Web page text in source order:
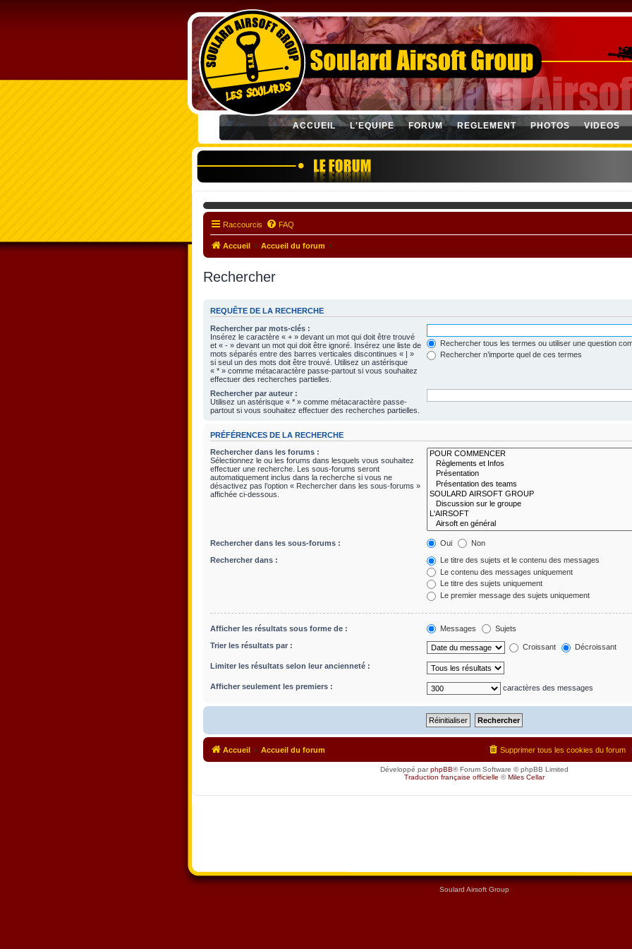
ACCUEIL L'EQUIPE FORUM REGLEMENT PHOTOS VIDEOS
Raccourcis FAQ
Accueil Accueil du forum
Rechercher
REQUÊTE DE LA RECHERCHE
Rechercher par mots-clés :
Insérez le caractère « + » devant un mot qui doit être trouvé
et « - » devant un mot qui doit être ignoré. Insérez une liste de
mots séparés entre des barres verticales discontinues « | »
si seul un des mots doit être trouvé. Utilisez un astérisque
« * » comme métacaractère passe-partout si vous souhaitez
effectuer des recherches partielles.
Rechercher tous les termes ou utiliser une question
Rechercher n’importe quel de ces termes
Rechercher par auteur :
Utilisez un astérisque « * » comme métacaractère passe-
partout si vous souhaitez effectuer des recherches partielles.
PRÉFÉRENCES DE LA RECHERCHE
Rechercher dans les forums :
Sélectionnez le ou les forums dans lesquels vous souhaitez
effectuer une recherche. Les sous-forums seront
automatiquement inclus dans la recherche si vous ne
désactivez pas l’option « Rechercher dans les sous-forums »
affichée ci-dessous.
Rechercher dans les sous-forums : Oui Non
Rechercher dans :
Le titre des sujets et le contenu des messages
Le contenu des messages uniquement
Le titre des sujets uniquement
Le premier message des sujets uniquement
Afficher les résultats sous forme de : Messages Sujets
Trier les résultats par : Croissant Décroissant
Limiter les résultats selon leur ancienneté :
Afficher seulement les premiers : caractères des messages
Accueil Accueil du forum Supprimer tous les cookies du forum
Développé parphpBB® Forum Software © phpBB Limited
Traduction française officielle ©Miles Cellar
Soulard Airsoft Group